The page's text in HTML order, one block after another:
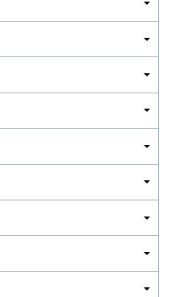
i odpowiedzi
z akcjonariuszami